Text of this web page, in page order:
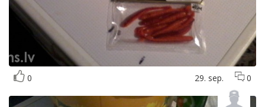
0 29. sep. 0